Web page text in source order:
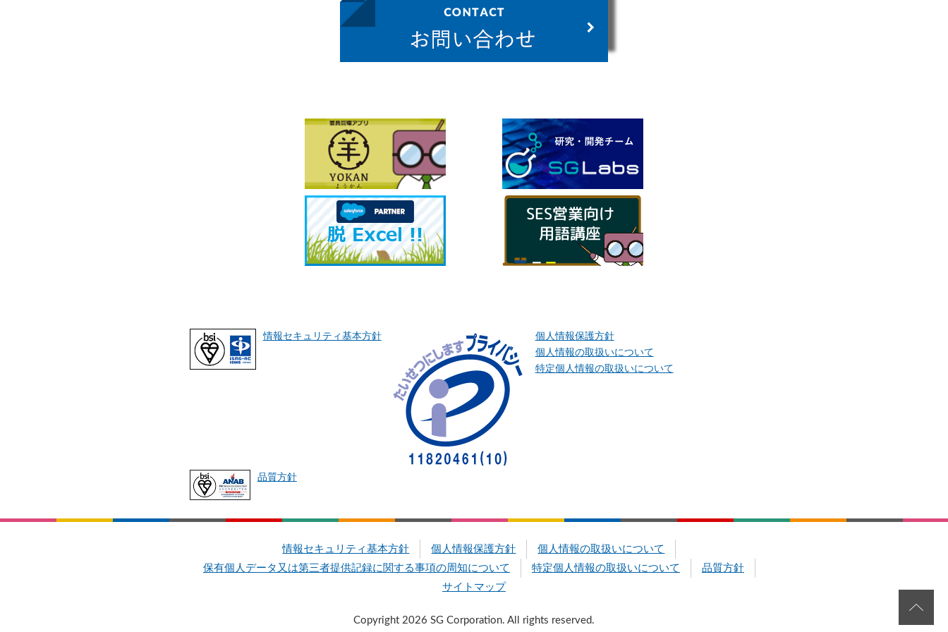
情報セキュリティ基本方針
個人情報保護方針
個人情報の取扱いについて
特定個人情報の取扱いについて
品質方針
情報セキュリティ基本方針 個人情報保護方針
個人情報の取扱いについて
保有個人データ又は第三者提供記録に関する事項の周知について
特定個人情報の取扱いについて
品質方針
サイトマップ
Copyright 2026 SG Corporation. All rights reserved.